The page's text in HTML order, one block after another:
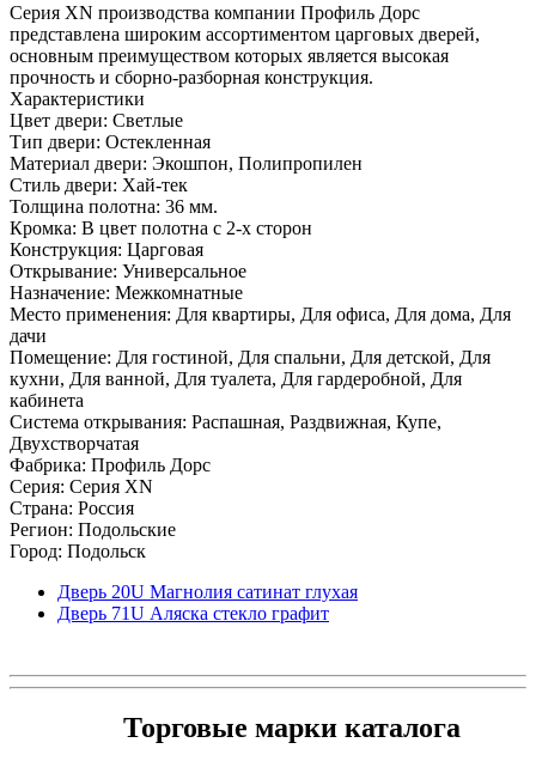
Серия ХN производства компании Профиль Дорс
представлена широким ассортиментом царговых дверей,
основным преимуществом которых является высокая
прочность и сборно-разборная конструкция.
Характеристики
Цвет двери: Светлые
Тип двери: Остекленная
Материал двери: Экошпон, Полипропилен
Стиль двери: Хай-тек
Толщина полотна: 36 мм.
Кромка: В цвет полотна с 2-х сторон
Конструкция: Царговая
Открывание: Универсальное
Назначение: Межкомнатные
Место применения: Для квартиры, Для офиса, Для дома, Для
дачи
Помещение: Для гостиной, Для спальни, Для детской, Для
кухни, Для ванной, Для туалета, Для гардеробной, Для
кабинета
Система открывания: Распашная, Раздвижная, Купе,
Двухстворчатая
Фабрика: Профиль Дорс
Серия: Серия XN
Страна: Россия
Регион: Подольские
Город: Подольск
Дверь 20U Магнолия сатинат глухая
Дверь 71U Аляска стекло графит
Торговые марки каталога